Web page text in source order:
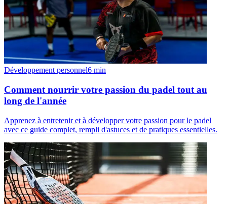
Développement personnel6 min
Comment nourrir votre passion du padel tout au
long de l'année
Apprenez à entretenir et à développer votre passion pour le padel
avec ce guide complet, rempli d'astuces et de pratiques essentielles.